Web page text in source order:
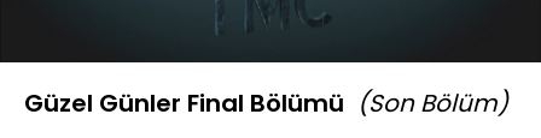
Aç
Hızı
Güzel Günler Final Bölümü (Son Bölüm)